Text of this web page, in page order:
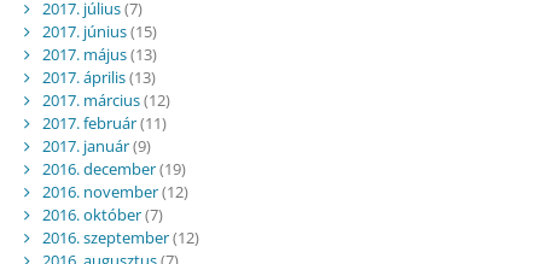
2017. július(7)
2017. június(15)
2017. május(13)
2017. április(13)
2017. március(12)
2017. február(11)
2017. január(9)
2016. december(19)
2016. november(12)
2016. október(7)
2016. szeptember(12)